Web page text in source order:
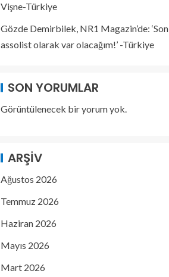
Vişne-Türkiye
Gözde Demirbilek, NR1 Magazin’de: ‘Son
assolist olarak var olacağım!’ -Türkiye
SON YORUMLAR
Görüntülenecek bir yorum yok.
ARŞIV
Ağustos 2026
Temmuz 2026
Haziran 2026
Mayıs 2026
Mart 2026